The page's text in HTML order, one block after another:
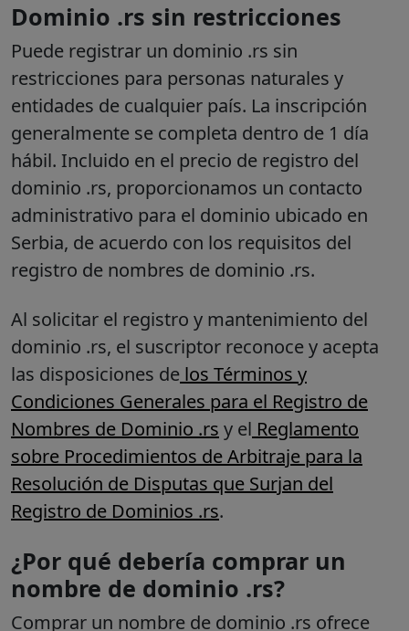
Dominio .rs sin restricciones
Puede registrar un dominio .rs sin
restricciones para personas naturales y
entidades de cualquier país. La inscripción
generalmente se completa dentro de 1 día
hábil. Incluido en el precio de registro del
dominio .rs, proporcionamos un contacto
administrativo para el dominio ubicado en
Serbia, de acuerdo con los requisitos del
registro de nombres de dominio .rs.
Al solicitar el registro y mantenimiento del
dominio .rs, el suscriptor reconoce y acepta
las disposiciones de los Términos y
Condiciones Generales para el Registro de
Nombres de Dominio .rs y el Reglamento
sobre Procedimientos de Arbitraje para la
Resolución de Disputas que Surjan del
Registro de Dominios .rs.
¿Por qué debería comprar un
nombre de dominio .rs?
Comprar un nombre de dominio .rs ofrece